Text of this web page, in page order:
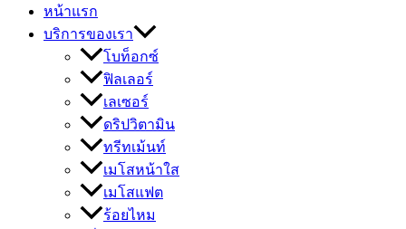
หน้าแรก
บริการของเรา
โบท็อกซ์
ฟิลเลอร์
เลเซอร์
ดริปวิตามิน
ทรีทเม้นท์
เมโสหน้าใส
เมโสแฟต
ร้อยไหม